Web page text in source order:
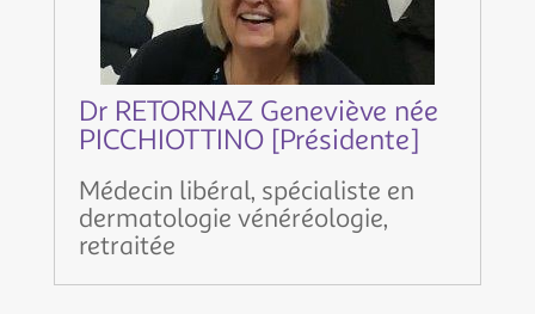
Dr RETORNAZ Geneviève née
PICCHIOTTINO [Présidente]
Médecin libéral, spécialiste en
dermatologie vénéréologie,
retraitée